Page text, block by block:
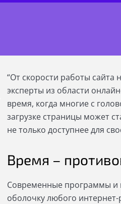
“От скорости работы сайта
эксперты из области
время, когда многие с
загрузке страницы может
не только доступнее для
Время –
Современные программы и
оболочку любого интернет-